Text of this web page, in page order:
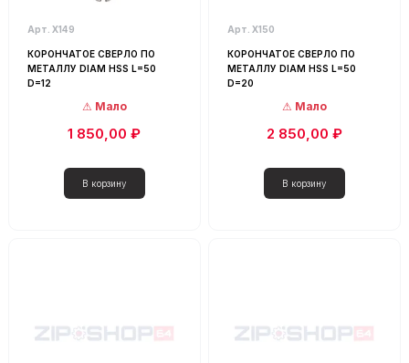
Арт. Х149
КОРОНЧАТОЕ СВЕРЛО ПО
МЕТАЛЛУ DIAM HSS L=50
D=12
Мало
1 850,00 ₽
Арт. Х150
КОРОНЧАТОЕ СВЕРЛО ПО
МЕТАЛЛУ DIAM HSS L=50
D=20
Мало
2 850,00 ₽